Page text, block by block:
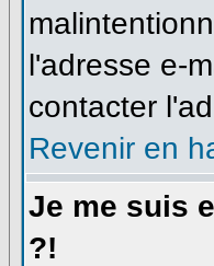
l'adresse e-
contacter
Revenir en
Je me suis
?!